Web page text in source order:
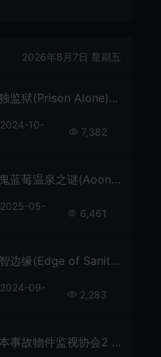
2026年8月7日 星期五
孤独监狱(Prison Alone)简中|PC|AVG|心理恐怖游戏
2024-10-
7,382
青鬼蓝莓温泉之谜(Aooni：The Horror of Blueberry Onsen)生存恐怖逃脱游戏|下载
2025-05-
6,461
理智边缘(Edge of Sanity)简中|PC|AVG|克苏鲁2D画面心理生存恐怖游戏
2024-09-
2,283
日本事故物件监视协会2 / Japan Stigmatized Property 2 异常监控恐怖游戏